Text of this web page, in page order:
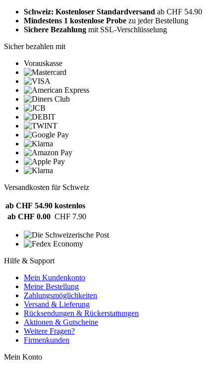
Schweiz: Kostenloser Standardversand ab CHF 54.90
Mindestens 1 kostenlose Probe zu jeder Bestellung
Sichere Bezahlung mit SSL-Verschlüsselung
Sicher bezahlen mit
Vorauskasse
Versandkosten für Schweiz
ab CHF 54.90 kostenlos
ab CHF 0.00 CHF 7.90
Hilfe & Support
Mein Kundenkonto
Meine Bestellung
Zahlungsmöglichkeiten
Versand & Lieferung
Rücksendungen & Rückerstattungen
Aktionen & Gutscheine
Weitere Fragen?
Firmenkunden
Mein Konto